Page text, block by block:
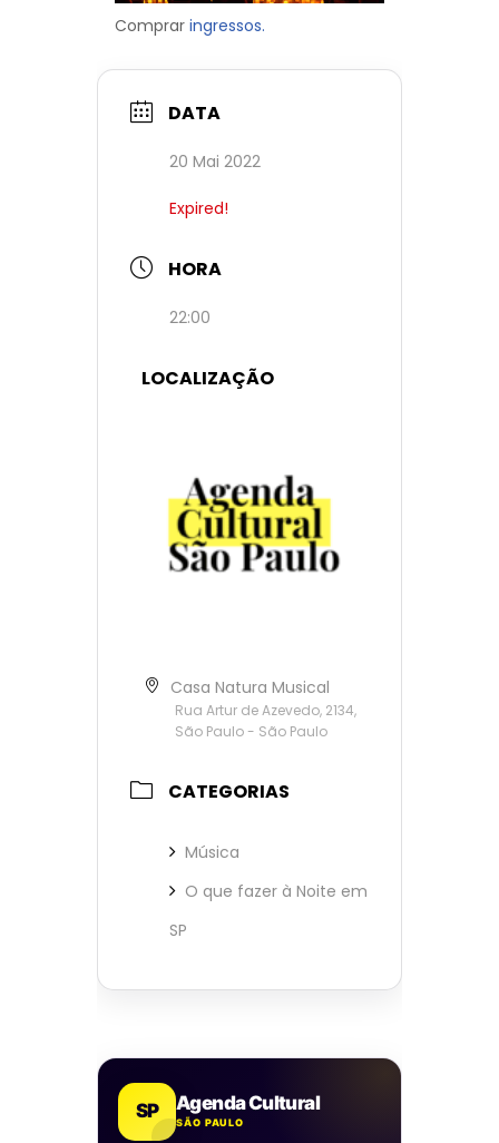
Comprar ingressos.
DATA
20 Mai 2022
Expired!
HORA
22:00
LOCALIZAÇÃO
Casa Natura Musical
Rua Artur de Azevedo, 2134,
São Paulo - São Paulo
CATEGORIAS
Música
O que fazer à Noite em
SP
SP Agenda Cultural
SÃO PAULO